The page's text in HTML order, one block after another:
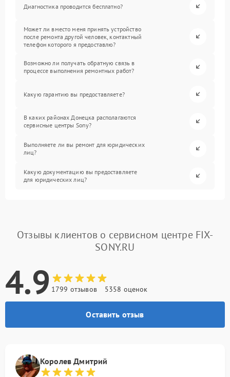
Диагностика проводится бесплатно?
Может ли вместо меня принять устройство
после ремонта другой человек, контактный
телефон которого я предоставлю?
Возможно ли получать обратную связь в
процессе выполнения ремонтных работ?
Какую гарантию вы предоставляете?
В каких районах Донецка располагаются
сервисные центры Sony?
Выполняете ли вы ремонт для юридических
лиц?
Какую документацию вы предоставляете
для юридических лиц?
Отзывы клиентов о сервисном центре FIX-
SONY.RU
4.9 1799 отзывов 5358 оценок
Оставить отзыв
Королев Дмитрий